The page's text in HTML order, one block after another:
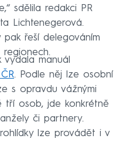
sdělila redakci PR
Lichtenegerová.
pak řeší delegováním
vydala manuál
. Podle něj lze osobní
s opravdu vážnými
tří osob, jde konkrétně
či partnery.
lze provádět i v